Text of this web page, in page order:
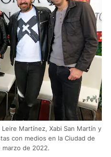
Martínez, Xabi San Martín y
con medios en la Ciudad de
de 2022.